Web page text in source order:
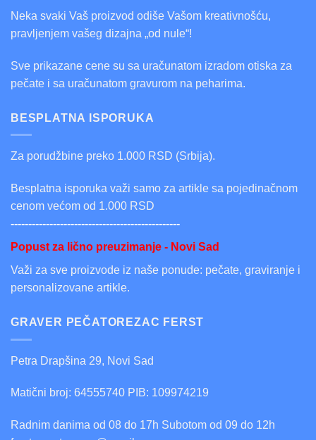
Neka svaki Vaš proizvod odiše Vašom kreativnošću,
pravljenjem vašeg dizajna „od nule“!
Sve prikazane cene su sa uračunatom izradom otiska za
pečate i sa uračunatom gravurom na peharima.
BESPLATNA ISPORUKA
Za porudžbine preko 1.000 RSD (Srbija).
Besplatna isporuka važi samo za artikle sa pojedinačnom
cenom većom od 1.000 RSD
------------------------------------------------
Popust za lično preuzimanje - Novi Sad
Važi za sve proizvode iz naše ponude: pečate, graviranje i
personalizovane artikle.
GRAVER PEČATOREZAC FERST
Petra Drapšina 29, Novi Sad
Matični broj: 64555740 PIB: 109974219
Radnim danima od 08 do 17h Subotom od 09 do 12h